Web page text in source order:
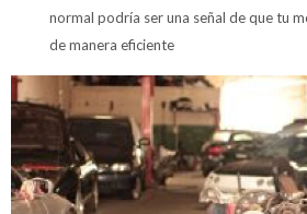
normal podría ser una señal de que tu
de manera eficiente